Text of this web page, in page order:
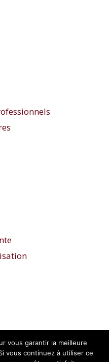
vous garantir la meilleure
vous continuez à utiliser ce